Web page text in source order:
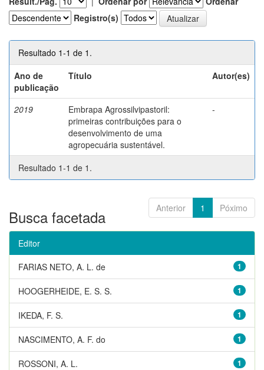
Registro(s)
Resultado 1-1 de 1.
Ano de
publicação
Título Autor(es)
2019
Embrapa Agrossilvipastoril:
primeiras contribuições para o
desenvolvimento de uma
agropecuária sustentável.
-
Resultado 1-1 de 1.
Anterior 1 Póximo
Busca facetada
Editor
1
FARIAS NETO, A. L. de
1
HOOGERHEIDE, E. S. S.
1
IKEDA, F. S.
1
NASCIMENTO, A. F. do
1
ROSSONI, A. L.